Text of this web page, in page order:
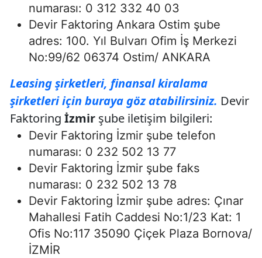
numarası: 0 312 332 40 03
Devir Faktoring Ankara Ostim şube
adres: 100. Yıl Bulvarı Ofim İş Merkezi
No:99/62 06374 Ostim/ ANKARA
Leasing şirketleri, finansal kiralama
şirketleri için buraya göz atabilirsiniz. Devir
Faktoring İzmir şube iletişim bilgileri:
Devir Faktoring İzmir şube telefon
numarası: 0 232 502 13 77
Devir Faktoring İzmir şube faks
numarası: 0 232 502 13 78
Devir Faktoring İzmir şube adres: Çınar
Mahallesi Fatih Caddesi No:1/23 Kat: 1
Ofis No:117 35090 Çiçek Plaza Bornova/
İZMİR